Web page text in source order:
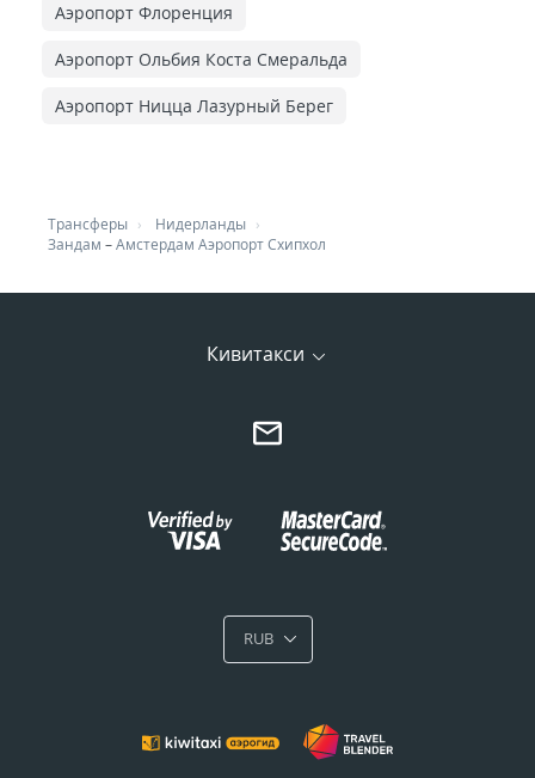
Аэропорт Флоренция
Аэропорт Ольбия Коста Смеральда
Аэропорт Ницца Лазурный Берег
Трансферы
Нидерланды
Зандам –Амстердам Аэропорт Схипхол
Кивитакси
RUB